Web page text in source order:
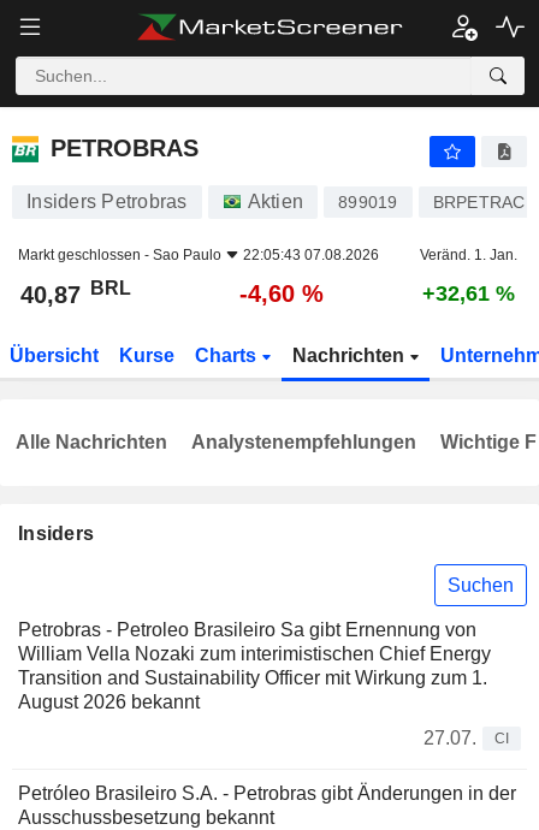
PETROBRAS
PETROBRAS
Insiders Petrobras Aktien 899019
Markt geschlossen - Sao Paulo 22:05:43 07.08.2026 Veränd. 1. Jan.
40,87 BRL -4,60 % +32,61 %
Übersicht Kurse Charts Nachrichten
Insiders
Suchen
Petrobras - Petroleo Brasileiro Sa gibt Ernennung von
William Vella Nozaki zum interimistischen Chief Energy
Transition and Sustainability Officer mit Wirkung zum 1.
August 2026 bekannt
27.07.
CI
Petróleo Brasileiro S.A. - Petrobras gibt Änderungen in der
Ausschussbesetzung bekannt
Alle Nachrichten Analystenempfehlungen Wichtige